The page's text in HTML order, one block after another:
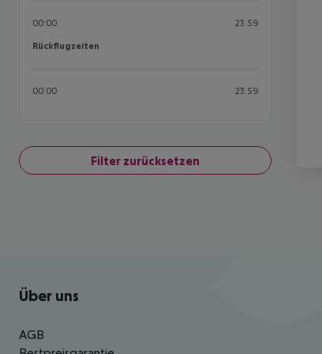
00:00 23:59
Rückflugzeiten
Rückflugzeiten
00:00 23:59
Filter zurücksetzen
Footer navigation
Über uns
AGB